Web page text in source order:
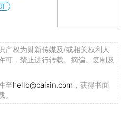
产权为财新传媒及/或相关权利人
可，禁止进行转载、摘编、复制及
至hello@caixin.com ，获得书面